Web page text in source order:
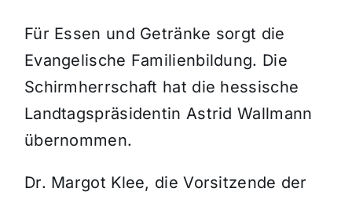
Für Essen und Getränke sorgt die
Evangelische Familienbildung. Die
Schirmherrschaft hat die hessische
Landtagspräsidentin Astrid Wallmann
übernommen.
Dr. Margot Klee, die Vorsitzende der